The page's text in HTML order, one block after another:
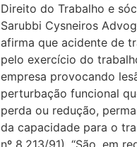
Direito do Trabalho e
Sarubbi Cysneiros
afirma que acidente de
pelo exercício do
empresa provocando
perturbação funcional
perda ou redução,
da capacidade para o